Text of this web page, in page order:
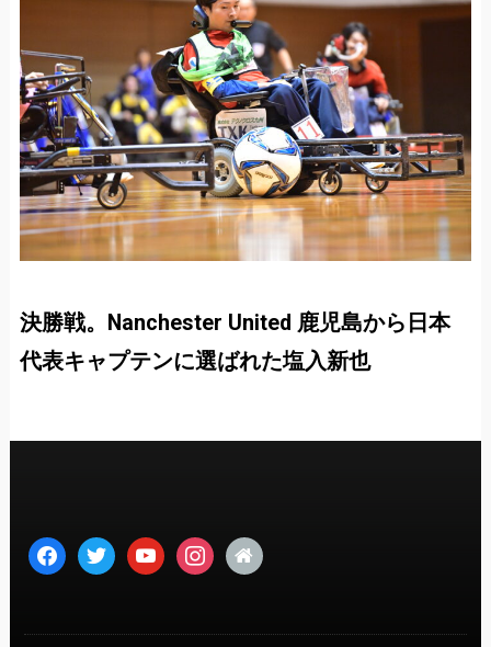
決勝戦。Nanchester United 鹿児島から日本
代表キャプテンに選ばれた塩入新也
facebooktwitter youtubeinstagram
home